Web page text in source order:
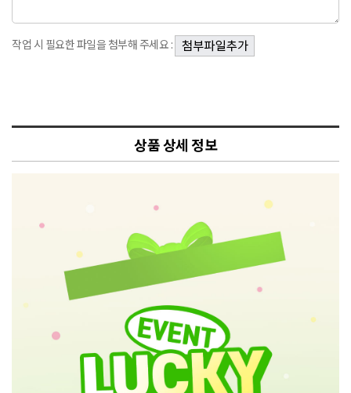
작업 시 필요한 파일을 첨부해 주세요 :
상품 상세 정보